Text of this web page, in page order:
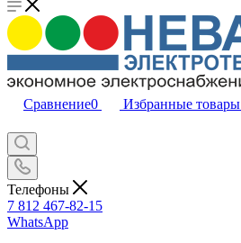
Сравнение0 Избранные товары
Телефоны
7 812 467-82-15
WhatsApp